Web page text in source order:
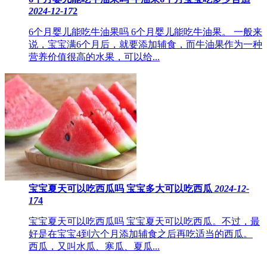
2024-12-172
6个月婴儿能吃牛油果吗 6个月婴儿能吃牛油果。 一般来
说，宝宝满6个月后，就要添加辅食，而牛油果作为一种
营养价值很高的水果，可以给...
宝宝夏天可以吃西瓜吗 ​宝宝多大可以吃西瓜 2024-12-
174
宝宝夏天可以吃西瓜吗 宝宝夏天可以吃西瓜。不过，最
好是在宝宝4到六个月添加辅食之后再吃适当的西瓜。
西瓜，又叫水瓜、寒瓜、夏瓜...